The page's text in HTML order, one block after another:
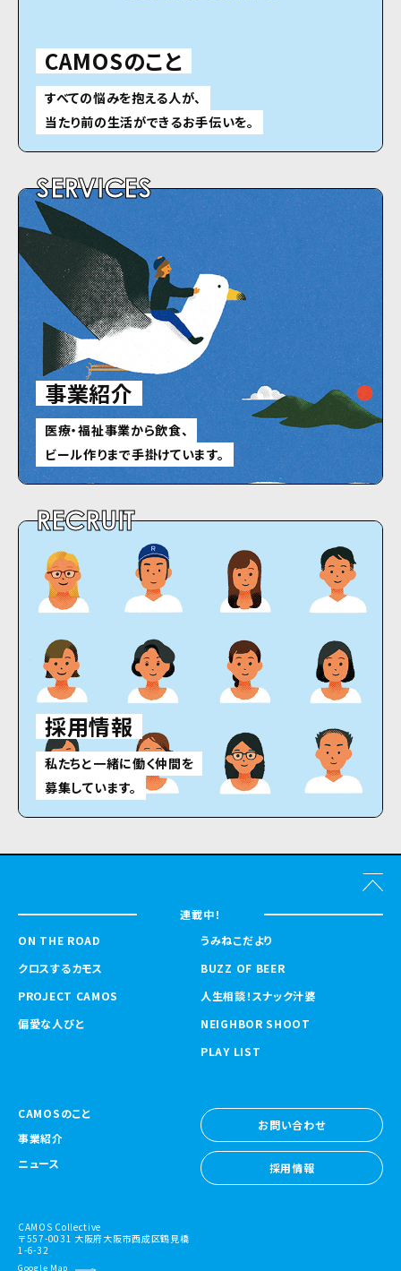
CAMOSのこと
すべての悩みを抱える人が、
当たり前の生活ができるお手伝いを。
SERVICES
事業紹介
医療・福祉事業から飲食、
ビール作りまで手掛けています。
RECRUIT
採用情報
私たちと一緒に働く仲間を
募集しています。
連載中！
ON THE ROAD
クロスするカモス
PROJECT CAMOS
偏愛な人びと
うみねこだより
BUZZ OF BEER
人生相談！スナック汁婆
NEIGHBOR SHOOT
PLAY LIST
CAMOSのこと
事業紹介
ニュース
お問い合わせ
お問い合わせ
採用情報
CAMOS Collective
〒557-0031 大阪府大阪市西成区鶴見橋
1-6-32
Google Map